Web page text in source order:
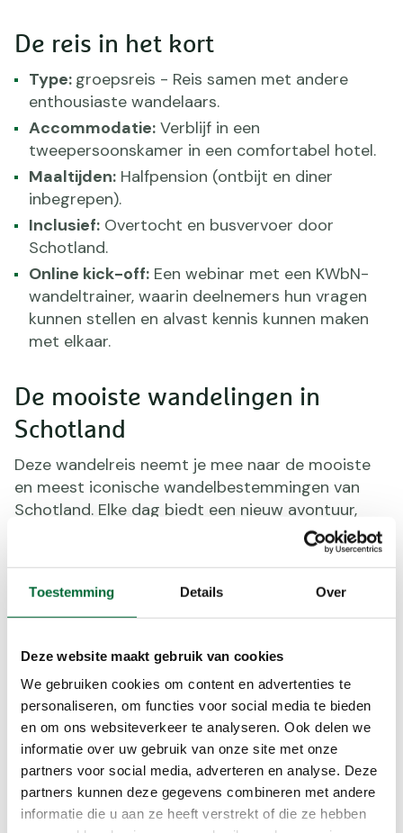
Toestemming Details Over
Deze website maakt gebruik van cookies
We gebruiken cookies om content en advertenties te
personaliseren, om functies voor social media te bieden
en om ons websiteverkeer te analyseren. Ook delen we
informatie over uw gebruik van onze site met onze
partners voor social media, adverteren en analyse. Deze
partners kunnen deze gegevens combineren met andere
informatie die u aan ze heeft verstrekt of die ze hebben
De reis in het kort
Type: groepsreis - Reis samen met andere
enthousiaste wandelaars.
Accommodatie: Verblijf in een
tweepersoonskamer in een comfortabel hotel.
Maaltijden: Halfpension (ontbijt en diner
inbegrepen).
Inclusief: Overtocht en busvervoer door
Schotland.
Online kick-off: Een webinar met een KWbN-
wandeltrainer, waarin deelnemers hun vragen
kunnen stellen en alvast kennis kunnen maken
met elkaar.
De mooiste wandelingen in
Schotland
Deze wandelreis neemt je mee naar de mooiste
en meest iconische wandelbestemmingen van
Schotland. Elke dag biedt een nieuw avontuur,
waarbij je de natuur en cultuur van het land
Tay Forest Park (9 km):Wandel door dit
bosrijke gebied in de Schotse Hooglanden, waar
Trossachs (7 km):Verken het beroemde
boslandschap van de Trossachs, met een gids
die je meer vertelt over de flora en fauna.
Glenfinnan (9 km):Wandel langs het iconische
viaduct uit de Harry Potter-films en ontdek de
vallei van de rivier de Finnan.
Iona (10 km):Geniet van een rustige wandeling
op het spirituele eiland Iona, met prachtige